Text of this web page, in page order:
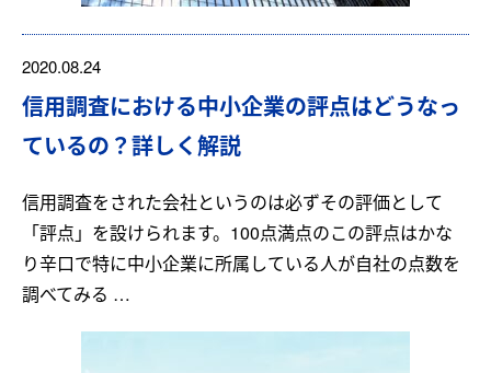
2020.08.24
信用調査における中小企業の評点はどうなっ
ているの？詳しく解説
信用調査をされた会社というのは必ずその評価として
「評点」を設けられます。100点満点のこの評点はかな
り辛口で特に中小企業に所属している人が自社の点数を
調べてみる …